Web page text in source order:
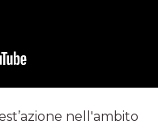
nell'ambito